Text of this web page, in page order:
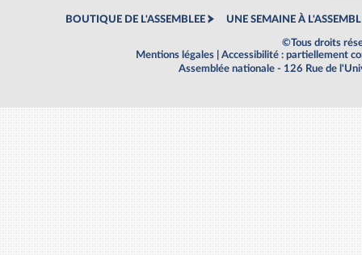
BOUTIQUE DE L'ASSEMBLEE UNE SEMAINE À
©Tous droits
Mentions légales
Accessibilité : partiellement
Assemblée nationale - 126 Rue de